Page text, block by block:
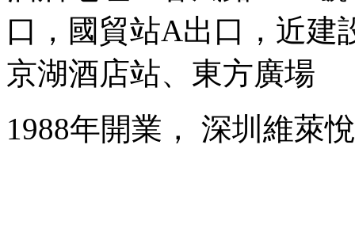
口，國貿站A出口，近建
京湖酒店站、東方廣場
1988年開業， 深圳維